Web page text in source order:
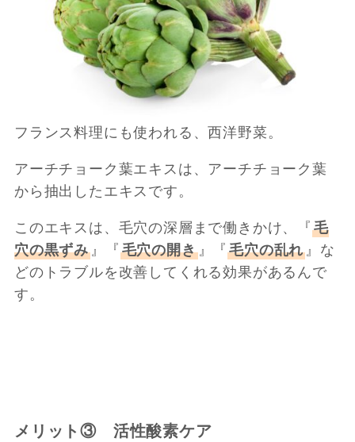
フランス料理にも使われる、西洋野菜。
アーチチョーク葉エキスは、アーチチョーク葉
から抽出したエキスです。
このエキスは、毛穴の深層まで働きかけ、『毛
穴の黒ずみ』『 毛穴の開き』『毛穴の乱れ 』な
どのトラブルを改善してくれる効果があるんで
す。
メリット③ 活性酸素ケア